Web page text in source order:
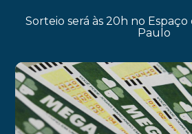
Sorteio será às 20h no Espaço
Paulo